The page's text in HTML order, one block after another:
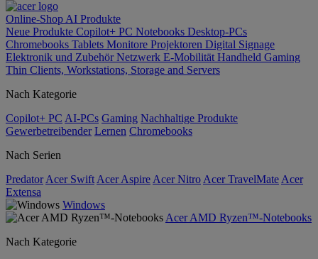
Online-Shop AI Produkte
Neue Produkte Copilot+ PC Notebooks Desktop-PCs
Chromebooks Tablets Monitore Projektoren Digital Signage
Elektronik und ZubehörNetzwerk E-Mobilität Handheld Gaming
Thin Clients, Workstations, Storage and Servers
Nach Kategorie
Copilot+ PC AI-PCs Gaming Nachhaltige Produkte
Gewerbetreibender Lernen Chromebooks
Nach Serien
Predator Acer Swift Acer Aspire Acer Nitro Acer TravelMate Acer
Extensa
Windows
Acer AMD Ryzen™-Notebooks
Nach Kategorie